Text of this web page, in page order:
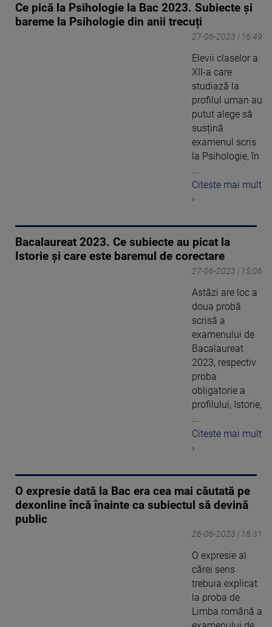
Ce pică la Psihologie la Bac 2023. Subiecte și
bareme la Psihologie din anii trecuți
27-06-2023 | 16:49
Elevii claselor a
XII-a care
studiază la
profilul uman au
putut alege să
susțină
examenul scris
la Psihologie, în
Citeste mai mult
›
Bacalaureat 2023. Ce subiecte au picat la
Istorie și care este baremul de corectare
27-06-2023 | 15:06
Astăzi are loc a
doua probă
scrisă a
examenului de
Bacalaureat
2023, respectiv
proba
obligatorie a
profilului, Istorie,
...
Citeste mai mult
›
O expresie dată la Bac era cea mai căutată pe
dexonline încă înainte ca subiectul să devină
public
26-06-2023 | 18:31
O expresie al
cărei sens
trebuia explicat
la proba de
Limba română a